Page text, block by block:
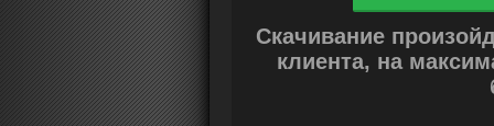
Скачивание
клиента, на